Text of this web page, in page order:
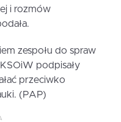
i rozmów
zespołu do spraw
podpisały
przeciwko
(PAP)